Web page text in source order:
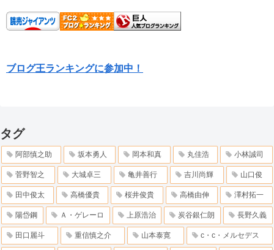
ブログ王ランキングに参加中！
タグ
阿部慎之助 坂本勇人 岡本和真 丸佳浩 小林誠司
菅野智之 大城卓三 亀井善行 吉川尚輝 山口俊
田中俊太 高橋優貴 桜井俊貴 高橋由伸 澤村拓一
陽岱鋼 Ａ・ゲレーロ 上原浩治 炭谷銀仁朗 長野久義
田口麗斗 重信慎之介 山本泰寛 c・c・メルセデス